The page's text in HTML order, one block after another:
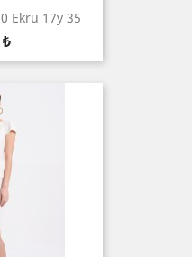
Ekru 17y 35